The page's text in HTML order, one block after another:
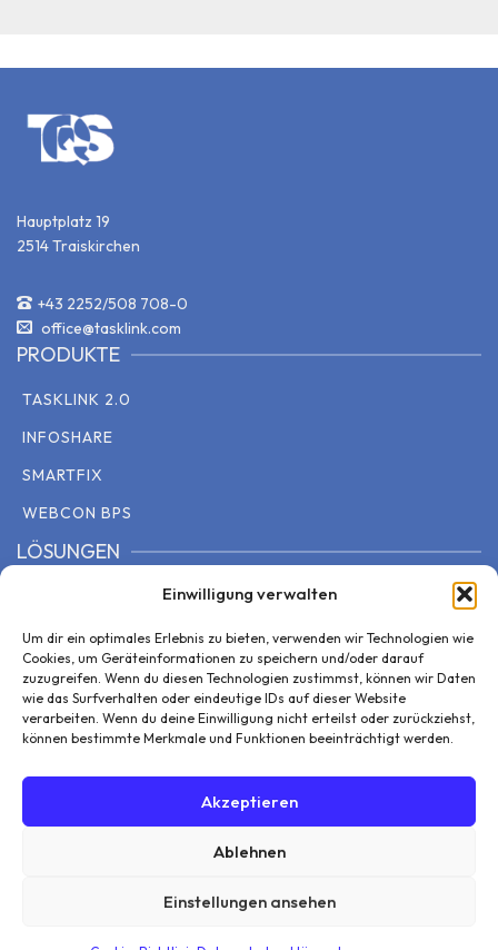
Einwilligung verwalten
Um dir ein optimales Erlebnis zu bieten, verwenden wir Technologien wie
Cookies, um Geräteinformationen zu speichern und/oder darauf
zuzugreifen. Wenn du diesen Technologien zustimmst, können wir Daten
wie das Surfverhalten oder eindeutige IDs auf dieser Website
verarbeiten. Wenn du deine Einwilligung nicht erteilst oder zurückziehst,
können bestimmte Merkmale und Funktionen beeinträchtigt werden.
Akzeptieren
Ablehnen
Einstellungen ansehen
Hauptplatz 19
2514 Traiskirchen
+43 2252/508 708-0
office@tasklink.com
PRODUKTE
TASKLINK 2.0
INFOSHARE
SMARTFIX
WEBCON BPS
LÖSUNGEN
DOWNLOADBEREICH
TQS
UNTERNEHMEN
KARRIERE